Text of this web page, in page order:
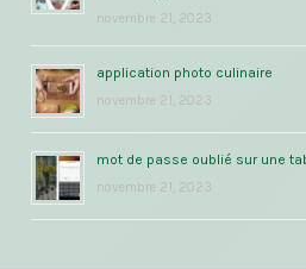
novembre 21, 2023
application photo culinaire
novembre 21, 2023
mot de passe oublié sur une
novembre 21, 2023